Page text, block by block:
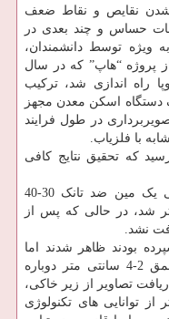
شدن نقایص و نقاط ضعف
حساس و چند بعدی در
ویژه توسط دانشمندان،
پروژه “هاپ” که در سال
راه اندازی شد، ترکیب
دستگاه اسکن معدن مجهز
در طول فرایند
با فلزیاب.
به این نتیجه رسید که تحقیق نتایج کافی
نمونه اولیه این پروژه قادر به شناسایی یک مین ضد تانک 30-40
محدوده عمق 2-8 سانتیمتر شد، در حالی که پس از
بودند ظاهر شدند اما
فقط در شرایط خاص؛ سپس بعد از عمق 2-4 سانتی متر دوباره
تصاویر از زیر خاکی،
توانایی های تکنولوژی